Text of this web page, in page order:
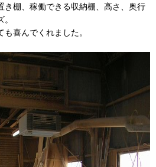
き棚、稼働できる収納棚、高さ、奥行
喜んでくれました。